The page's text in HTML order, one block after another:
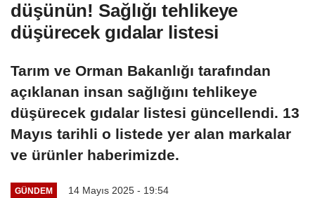
düşünün! Sağlığı tehlikeye
düşürecek gıdalar listesi
Tarım ve Orman Bakanlığı tarafından
açıklanan insan sağlığını tehlikeye
düşürecek gıdalar listesi güncellendi. 13
Mayıs tarihli o listede yer alan markalar
ve ürünler haberimizde.
GÜNDEM 14 Mayıs 2025 - 19:54